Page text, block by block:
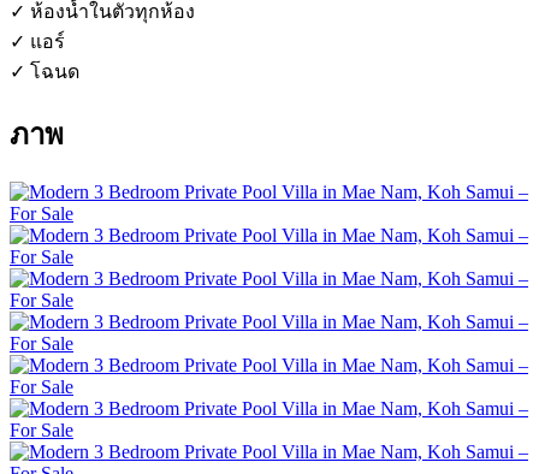
✓ ห้องน้ำในตัวทุกห้อง
✓ แอร์
✓ โฉนด
ภาพ